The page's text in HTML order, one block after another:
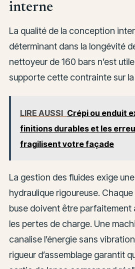
interne
La qualité de la conception
déterminant dans la longévité
nettoyeur de 160 bars n’est
supporte cette contrainte sur la
LIRE AUSSI Crépi ou enduit
finitions durables et les
fragilisent votre façade
La gestion des fluides exige
hydraulique rigoureuse.
buse doivent être parfaitement
les pertes de charge. Une
canalise l’énergie sans
rigueur d’assemblage garantit